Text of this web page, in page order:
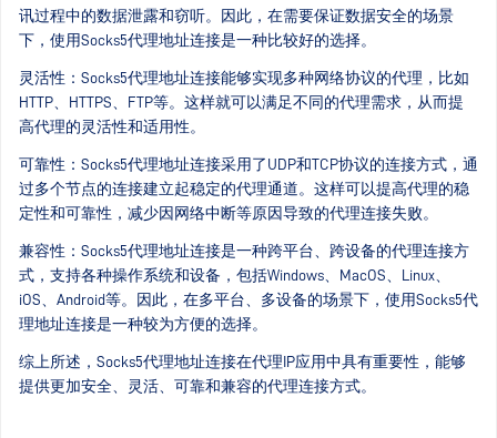
讯过程中的数据泄露和窃听。因此，在需要保证数据安全的场景
下，使用Socks5代理地址连接是一种比较好的选择。
灵活性：Socks5代理地址连接能够实现多种网络协议的代理，比如
HTTP、HTTPS、FTP等。这样就可以满足不同的代理需求，从而提
高代理的灵活性和适用性。
可靠性：Socks5代理地址连接采用了UDP和TCP协议的连接方式，通
过多个节点的连接建立起稳定的代理通道。这样可以提高代理的稳
定性和可靠性，减少因网络中断等原因导致的代理连接失败。
兼容性：Socks5代理地址连接是一种跨平台、跨设备的代理连接方
式，支持各种操作系统和设备，包括Windows、MacOS、Linux、
iOS、Android等。因此，在多平台、多设备的场景下，使用Socks5代
理地址连接是一种较为方便的选择。
综上所述，Socks5代理地址连接在代理IP应用中具有重要性，能够
提供更加安全、灵活、可靠和兼容的代理连接方式。